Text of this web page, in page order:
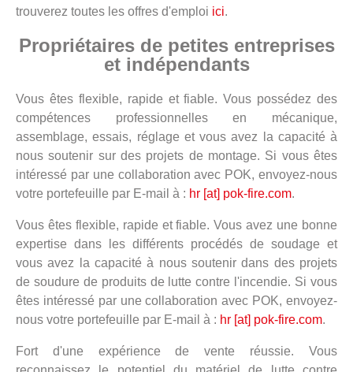
trouverez toutes les offres d'emploi ici.
Propriétaires de petites entreprises
et indépendants
Vous êtes flexible, rapide et fiable. Vous possédez des
compétences professionnelles en mécanique,
assemblage, essais, réglage et vous avez la capacité à
nous soutenir sur des projets de montage. Si vous êtes
intéressé par une collaboration avec POK, envoyez-nous
votre portefeuille par E-mail à : hr [at] pok-fire.com.
Vous êtes flexible, rapide et fiable. Vous avez une bonne
expertise dans les différents procédés de soudage et
vous avez la capacité à nous soutenir dans des projets
de soudure de produits de lutte contre l'incendie. Si vous
êtes intéressé par une collaboration avec POK, envoyez-
nous votre portefeuille par E-mail à : hr [at] pok-fire.com.
Fort d'une expérience de vente réussie. Vous